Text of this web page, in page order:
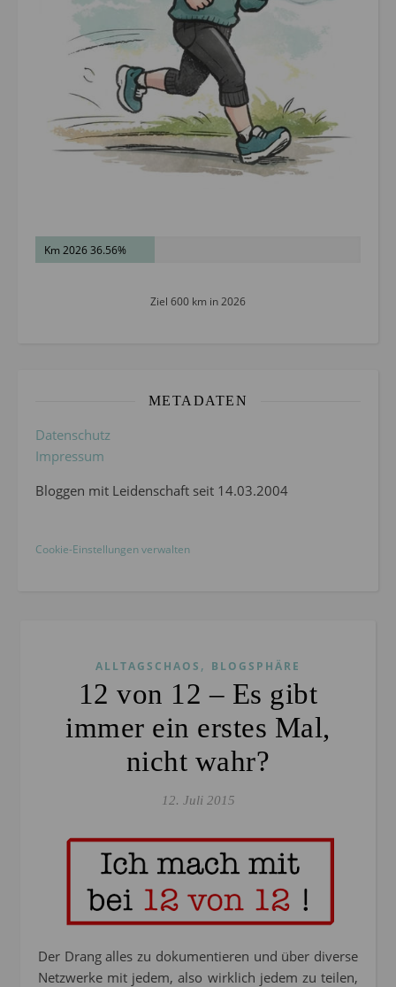
Km 2026 36.56%
Ziel 600 km in 2026
METADATEN
Datenschutz
Impressum
Bloggen mit Leidenschaft seit 14.03.2004
Cookie-Einstellungen verwalten
ALLTAGSCHAOS , BLOGSPHÄRE
12 von 12 – Es gibt
immer ein erstes Mal,
nicht wahr?
12. Juli 2015
Der Drang alles zu dokumentieren und über diverse
Netzwerke mit jedem, also wirklich jedem zu teilen,